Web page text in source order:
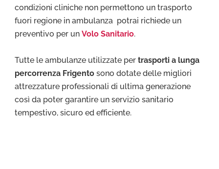
condizioni cliniche non permettono un trasporto
fuori regione in ambulanza potrai richiede un
preventivo per un Volo Sanitario.
Tutte le ambulanze utilizzate per trasporti a lunga
percorrenza Frigento sono dotate delle migliori
attrezzature professionali di ultima generazione
così da poter garantire un servizio sanitario
tempestivo, sicuro ed efficiente.